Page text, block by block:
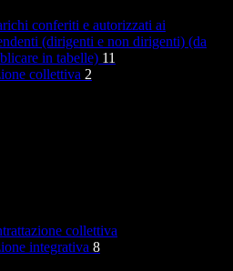
conferiti e autorizzati ai
(dirigenti e non dirigenti) (da
in tabelle) 11
collettiva 2
collettiva
integrativa 8